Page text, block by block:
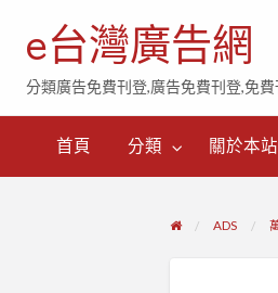
e台灣廣告網
分類廣告免費刊登,廣告免費刊登,免
首頁 分類 關於本站
ADS